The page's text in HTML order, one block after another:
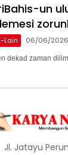
un
Lain 06/06/2026
dekad zaman
Jl. Jatayu